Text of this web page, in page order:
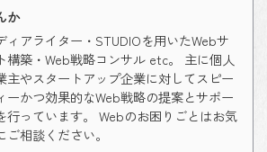
か
ィアライター・STUDIOを用いたWebサ
構築・Web戦略コンサル etc。 主に個人
主やスタートアップ企業に対してスピー
ーかつ効果的なWeb戦略の提案とサポー
行っています。 Webのお困りごとはお気
ご相談ください。